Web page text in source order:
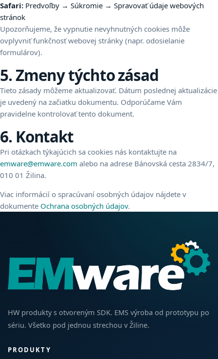
Safari: Predvoľby → Súkromie → Spravovať údaje webových
stránok
Upozorňujeme, že vypnutie nevyhnutných cookies môže
ovplyvniť funkčnosť webovej stránky (napr. odosielanie
formulárov).
5. Zmeny týchto zásad
Tieto zásady môžeme aktualizovať. Dátum poslednej aktualizácie
je uvedený na začiatku dokumentu. Odporúčame Vám
pravidelne kontrolovať tento dokument.
6. Kontakt
Pri otázkach týkajúcich sa cookies nás kontaktujte na
emware@emware.com alebo na adrese Bánovská cesta 2834/7,
010 01 Žilina.
Viac informácií o spracúvaní osobných údajov nájdete v
dokumente Ochrana osobných údajov.
HW produkty s otvoreným SDK. EMS výroba od prototypu po
sériu. Všetko pod jednou strechou v Žiline.
PRODUKTY